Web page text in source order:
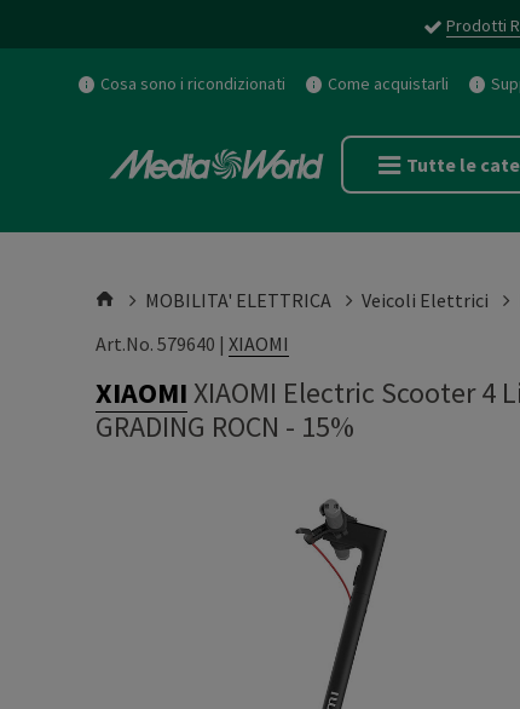
Prodotti
Cosa sono i ricondizionati Come acquistarli
Tutte le
MOBILITA' ELETTRICA Veicoli Elettrici
Art.No. 579640 | XIAOMI
XIAOMIXIAOMI Electric Scooter 4
GRADING ROCN - 15%